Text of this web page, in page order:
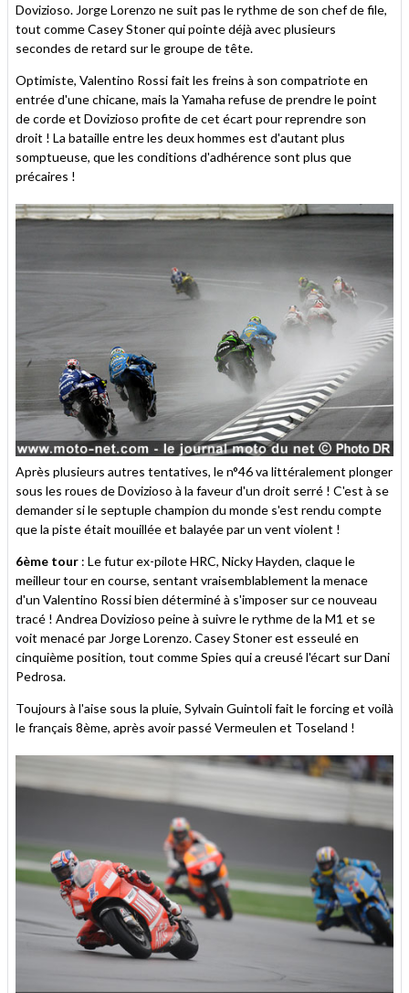
Dovizioso. Jorge Lorenzo ne suit pas le rythme de son chef de file,
tout comme Casey Stoner qui pointe déjà avec plusieurs
secondes de retard sur le groupe de tête.
Optimiste, Valentino Rossi fait les freins à son compatriote en
entrée d'une chicane, mais la Yamaha refuse de prendre le point
de corde et Dovizioso profite de cet écart pour reprendre son
droit ! La bataille entre les deux hommes est d'autant plus
somptueuse, que les conditions d'adhérence sont plus que
précaires !
Après plusieurs autres tentatives, le n°46 va littéralement plonger
sous les roues de Dovizioso à la faveur d'un droit serré ! C'est à se
demander si le septuple champion du monde s'est rendu compte
que la piste était mouillée et balayée par un vent violent !
6ème tour : Le futur ex-pilote HRC, Nicky Hayden, claque le
meilleur tour en course, sentant vraisemblablement la menace
d'un Valentino Rossi bien déterminé à s'imposer sur ce nouveau
tracé ! Andrea Dovizioso peine à suivre le rythme de la M1 et se
voit menacé par Jorge Lorenzo. Casey Stoner est esseulé en
cinquième position, tout comme Spies qui a creusé l'écart sur Dani
Pedrosa.
Toujours à l'aise sous la pluie, Sylvain Guintoli fait le forcing et voilà
le français 8ème, après avoir passé Vermeulen et Toseland !